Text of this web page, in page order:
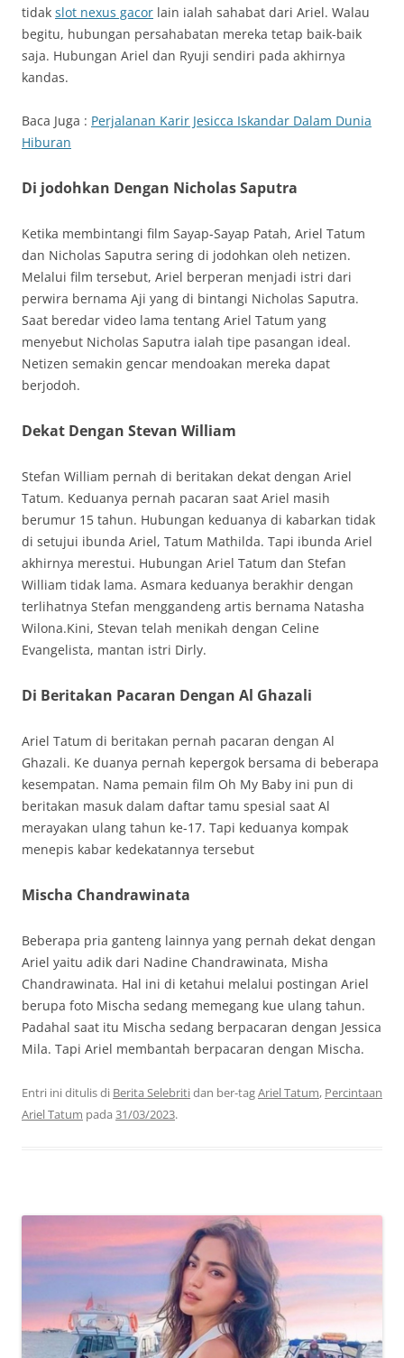
tidak slot nexus gacor lain ialah sahabat dari Ariel. Walau
begitu, hubungan persahabatan mereka tetap baik-baik
saja. Hubungan Ariel dan Ryuji sendiri pada akhirnya
kandas.
Baca Juga : Perjalanan Karir Jesicca Iskandar Dalam Dunia
Hiburan
Di jodohkan Dengan Nicholas Saputra
Ketika membintangi film Sayap-Sayap Patah, Ariel Tatum
dan Nicholas Saputra sering di jodohkan oleh netizen.
Melalui film tersebut, Ariel berperan menjadi istri dari
perwira bernama Aji yang di bintangi Nicholas Saputra.
Saat beredar video lama tentang Ariel Tatum yang
menyebut Nicholas Saputra ialah tipe pasangan ideal.
Netizen semakin gencar mendoakan mereka dapat
berjodoh.
Dekat Dengan Stevan William
Stefan William pernah di beritakan dekat dengan Ariel
Tatum. Keduanya pernah pacaran saat Ariel masih
berumur 15 tahun. Hubungan keduanya di kabarkan tidak
di setujui ibunda Ariel, Tatum Mathilda. Tapi ibunda Ariel
akhirnya merestui. Hubungan Ariel Tatum dan Stefan
William tidak lama. Asmara keduanya berakhir dengan
terlihatnya Stefan menggandeng artis bernama Natasha
Wilona.Kini, Stevan telah menikah dengan Celine
Evangelista, mantan istri Dirly.
Di Beritakan Pacaran Dengan Al Ghazali
Ariel Tatum di beritakan pernah pacaran dengan Al
Ghazali. Ke duanya pernah kepergok bersama di beberapa
kesempatan. Nama pemain film Oh My Baby ini pun di
beritakan masuk dalam daftar tamu spesial saat Al
merayakan ulang tahun ke-17. Tapi keduanya kompak
menepis kabar kedekatannya tersebut
Mischa Chandrawinata
Beberapa pria ganteng lainnya yang pernah dekat dengan
Ariel yaitu adik dari Nadine Chandrawinata, Misha
Chandrawinata. Hal ini di ketahui melalui postingan Ariel
berupa foto Mischa sedang memegang kue ulang tahun.
Padahal saat itu Mischa sedang berpacaran dengan Jessica
Mila. Tapi Ariel membantah berpacaran dengan Mischa.
Entri ini ditulis di Berita Selebritidan ber-tagAriel Tatum, Percintaan
Ariel Tatum pada 31/03/2023.